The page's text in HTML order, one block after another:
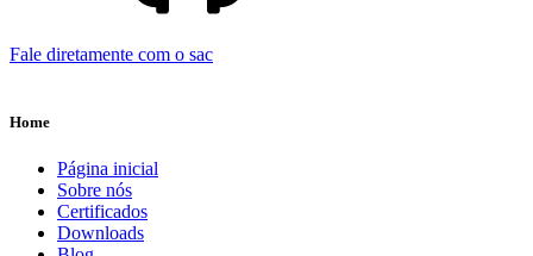
Fale diretamente com o sac
Home
Página inicial
Sobre nós
Certificados
Downloads